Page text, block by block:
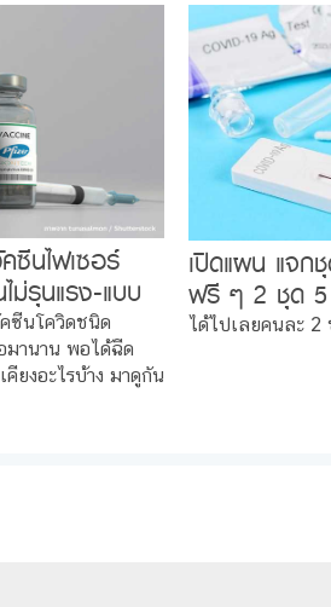
ซีนไฟเซอร์
ม่รุนแรง-แบบ
30 วัน
ซีนโควิดชนิด
มานาน พอได้ฉีด
คียงอะไรบ้าง มาดูกัน
เปิดแผน แจก
ฟรี ๆ 2 ชุด 5
ได้..ต้องทำไ
ได้ไปเลยคนละ 2